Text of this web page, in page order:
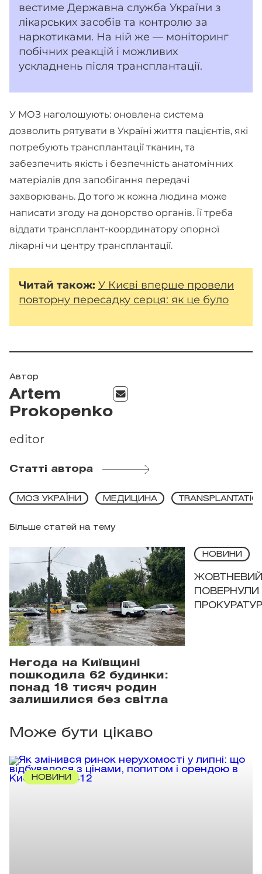
вестиме Державна служба України з
лікарських засобів та контролю за
наркотиками. На ній же — моніторинг
побічних реакцій і можливих
ускладнень після трансплантації.
У МОЗ наголошують: оновлена система
дозволить рятувати в Україні життя пацієнтів, які
потребують трансплантації тканин, та
забезпечить якість і безпечність анатомічних
матеріалів для запобігання передачі
захворювань. До того ж кожна людина може
написати згоду на донорство органів. Її треба
віддати трансплант-координатору опорної
лікарні чи центру трансплантації.
Читай також: У Києві вперше провели
повторну пересадку серця: як це було
Автор
Artem
Prokopenko
editor
Статті автора
Більше статей на тему
МОЗ УКРАЇНИ МЕДИЦИНА
Негода на Київщині
пошкодила 62 будинки:
понад 18 тисяч родин
залишилися без світла
НОВИНИ
ЖОВТНЕВИЙ
ПОВЕРНУЛИ
Може бути цікаво
НОВИНИ